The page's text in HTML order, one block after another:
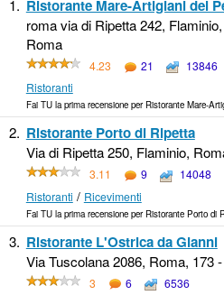
1. Ristorante Mare-Artigiani del
roma via di Ripetta 242,
Roma
4.23 21
13846
Ristoranti
Fai TU la prima recensione per Ristorante Mare-
2. Ristorante Porto di Ripetta
Via di Ripetta 250, Flaminio,
3.11 9
14048
Ristoranti / Ricevimenti
Fai TU la prima recensione per Ristorante Porto di
3. Ristorante L'Ostrica da Gianni
Via Tuscolana 2086, Roma, 173
3 6
6536